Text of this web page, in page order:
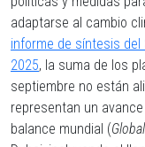
adaptarse al cambio
informe de síntesis del
2025, la suma de los
septiembre no están
representan un
balance mundial (